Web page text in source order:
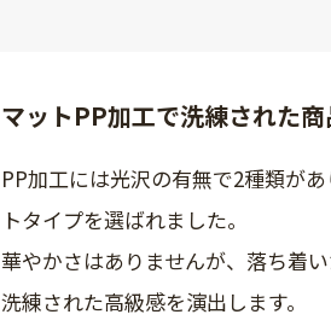
マットPP加工で洗練された
PP加工には光沢の有無で2種類が
トタイプを選ばれました。
華やかさはありませんが、落ち着い
洗練された高級感を演出します。